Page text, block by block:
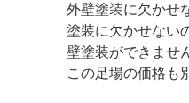
外壁塗装に欠かせ
塗装に欠かせない
壁塗装ができませ
この足場の価格も